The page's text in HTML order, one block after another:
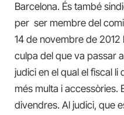
Barcelona. És també
per ser membre del
14 de novembre de
culpa del que va passar
judici en el qual el fiscal
més multa i accessòries.
divendres. Al judici, que